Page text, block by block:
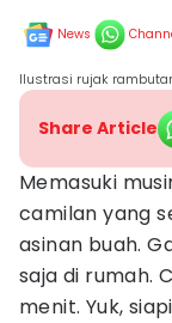
News
Ilustrasi rujak
Share Article
Memasuki
camilan yang
asinan buah.
saja di rumah.
menit. Yuk,